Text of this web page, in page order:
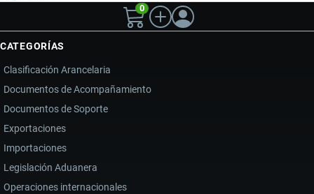
0
CATEGORÍAS
Clasificación Arancelaria
Documentos de Acompañamiento
Documentos de Soporte
Exportaciones
Importaciones
Legislación Aduanera
Operaciones internacionales